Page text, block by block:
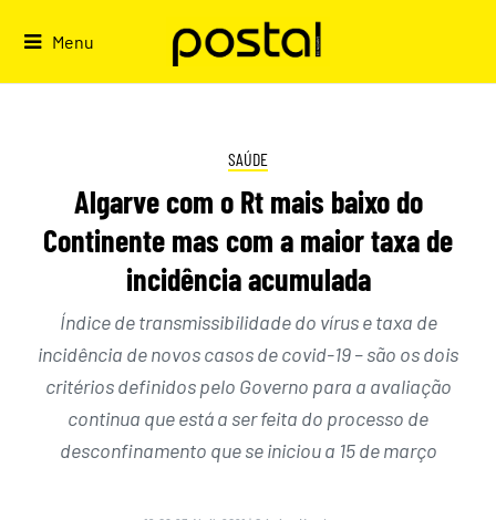
Menu
SAÚDE
Algarve com o Rt mais baixo do
Continente mas com a maior taxa de
incidência acumulada
Índice de transmissibilidade do vírus e taxa de
incidência de novos casos de covid-19 – são os dois
critérios definidos pelo Governo para a avaliação
continua que está a ser feita do processo de
desconfinamento que se iniciou a 15 de março